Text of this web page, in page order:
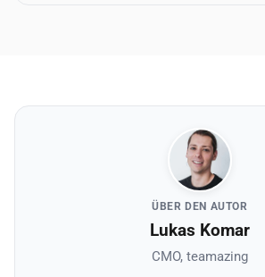
ÜBER DEN AUTOR
Lukas Komar
CMO, teamazing